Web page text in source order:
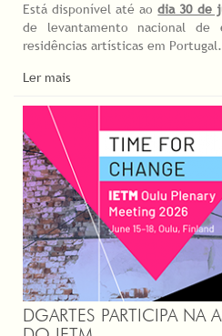
Está disponível até aodia 30 de
de levantamento nacional de
residências artísticas em Portugal.
Ler mais
DGARTES PARTICIPA NA